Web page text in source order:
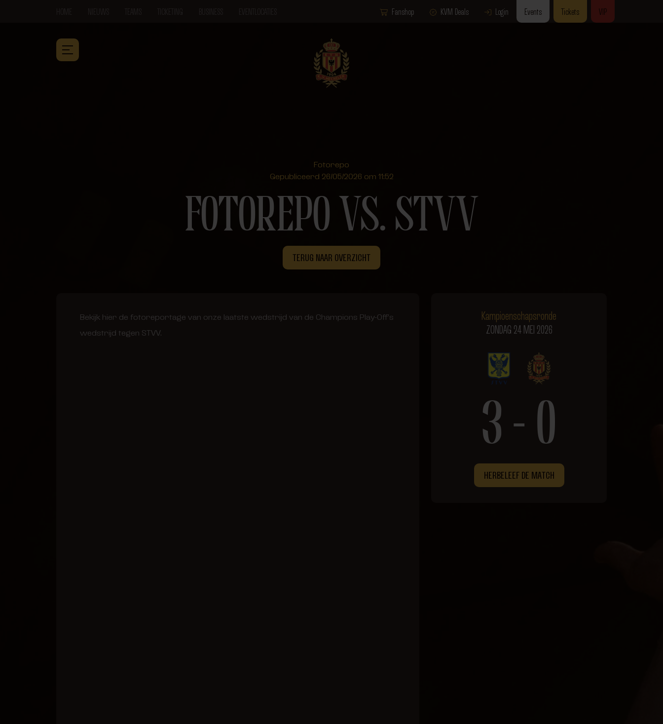
Fanshop KVM Deals Login Events Tickets VIP
Fotorepo
Gepubliceerd 26/05/2026 om 11:52
FOTOREPO VS. STVV
TERUG NAAR OVERZICHT
Bekijk hier de fotoreportage van onze laatste wedstrijd van de Champions Play-Off’s
wedstrijd tegen STVV.
Kampioenschapsronde
ZONDAG 24 MEI 2026
3 - 0
HERBELEEF DE MATCH